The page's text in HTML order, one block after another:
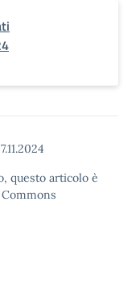
questo articolo è